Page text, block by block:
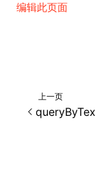
编辑此页面
上一页